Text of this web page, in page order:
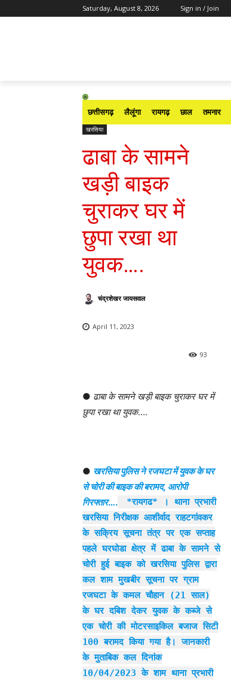
Saturday, August 8, 2026 Sign in / Join
छत्तीसगढ़ लैलूंगा रायगढ़ छाल तमनार
खरसिया
ढाबा के सामने
खड़ी बाइक
चुराकर घर में
छुपा रखा था
युवक….
चंद्रशेखर जायसवाल
April 11, 2023
93
● ढाबा के सामने खड़ी बाइक चुराकर घर में
छुपा रखा था युवक….
● खरसिया पुलिस ने रजघटा में युवक के घर
से चोरी की बाइक की बरामद, आरोपी
गिरफ्तार….
*रायगढ* । थाना प्रभारी
खरसिया निरीक्षक आशीर्वाद राहटगांवकर
के सक्रिय सूचना तंत्र पर एक सप्ताह
पहले घरघोडा क्षेत्र में ढाबा के सामने से
चोरी हुई बाइक को खरसिया पुलिस द्वारा
कल शाम मुखबीर सूचना पर ग्राम
रजघटा के कमल चौहान (21 साल)
के घर दबिश देकर युवक के कब्जे से
एक चोरी की मोटरसाइकिल बजाज सिटी
100 बरामद किया गया है। जानकारी
के मुताबिक कल दिनांक
10/04/2023 के शाम थाना प्रभारी